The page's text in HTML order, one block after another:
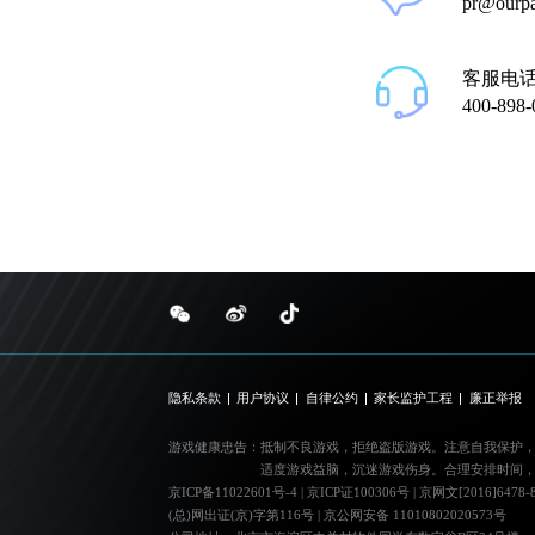
客服电
400-
隐私条款 用户协议 自律公约 家长监护工程 廉正举报
游戏健康忠告： 抵制不良游戏，拒绝盗版游戏。注意自我保护
适度游戏益脑，沉迷游戏伤身。合理安排时间
京ICP备11022601号-4| 京ICP证100306号
京网文[2016]6478-
(总)网出证(京)字第116号|
京公网安备 11010802020573号